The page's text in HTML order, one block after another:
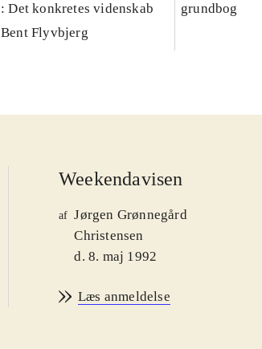
: Det konkretes videnskab
Bent Flyvbjerg
grundbog
Weekendavisen
af Jørgen Grønnegård
Christensen
d. 8. maj 1992
Læs anmeldelse